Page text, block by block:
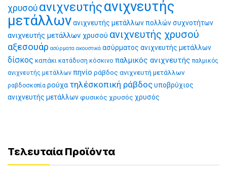
χρυσού ανιχνευτήςανιχνευτής
μετάλλωνανιχνευτής μετάλλων πολλών συχνοτήτων
ανιχνευτής μετάλλων χρυσού ανιχνευτής χρυσού
αξεσουάρ ασύρματα ακουστικά ασύρματος ανιχνευτής μετάλλων
δίσκος καπάκι κατάδυση κόσκινο παλμικός ανιχνευτής παλμικός
ανιχνευτής μετάλλων πηνίο ράβδος ανιχνευτή μετάλλων
ραβδοσκοπία ρούχα τηλέσκοπική ράβδοςυποβρύχιος
ανιχνευτής μετάλλωνφυσικός χρυσός χρυσός
Τελευταία Προϊόντα